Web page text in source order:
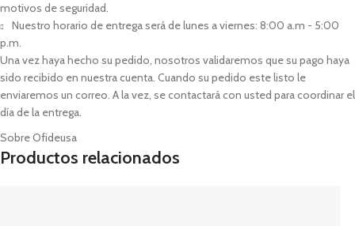
motivos de seguridad.
Nuestro horario de entrega será de lunes a viernes: 8:00 a.m - 5:00
p.m.
Una vez haya hecho su pedido, nosotros validaremos que su pago haya
sido recibido en nuestra cuenta. Cuando su pedido este listo le
enviaremos un correo. A la vez, se contactará con usted para coordinar el
día de la entrega.
Sobre Ofideusa
Productos relacionados